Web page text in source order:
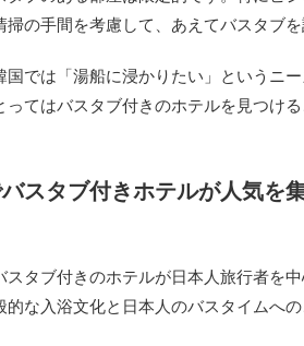
の手間を考慮して、あえてバスタブ
国では「湯船に浸かりたい」というニ
ってはバスタブ付きのホテルを見つけ
スタブ付きホテルが人気を
スタブ付きのホテルが日本人旅行者を
的な入浴文化と日本人のバスタイムへの